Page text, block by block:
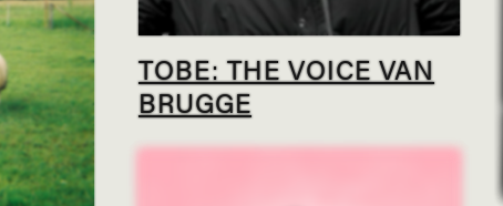
TOBE: THE VOICE VAN
BRUGGE